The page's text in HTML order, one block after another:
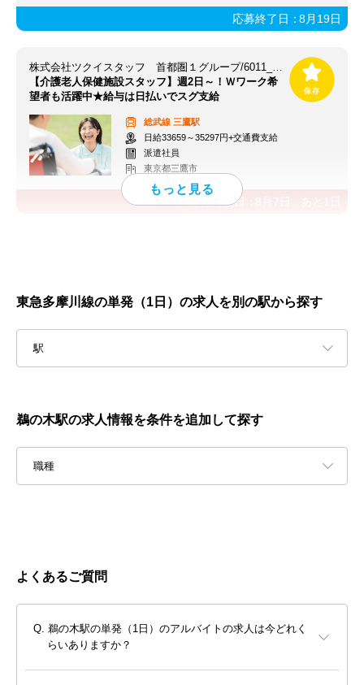
応募終了日：8月19日
株式会社ツクイスタッフ 首都圏１グループ/6011_330970
【介護老人保健施設スタッフ】週2日～！Ｗワーク希
望者も活躍中★給与は日払いでスグ支給
総武線 三鷹駅
日給33659～35297円+交通費支給
派遣社員
東京都三鷹市
応募終了日：
東急多摩川線の単発（1日）の求人を別の駅から探す
駅
鵜の木駅の求人情報を条件を追加して探す
職種
よくあるご質問
鵜の木駅の単発（1日）のアルバイトの求人は今どれく
らいありますか？